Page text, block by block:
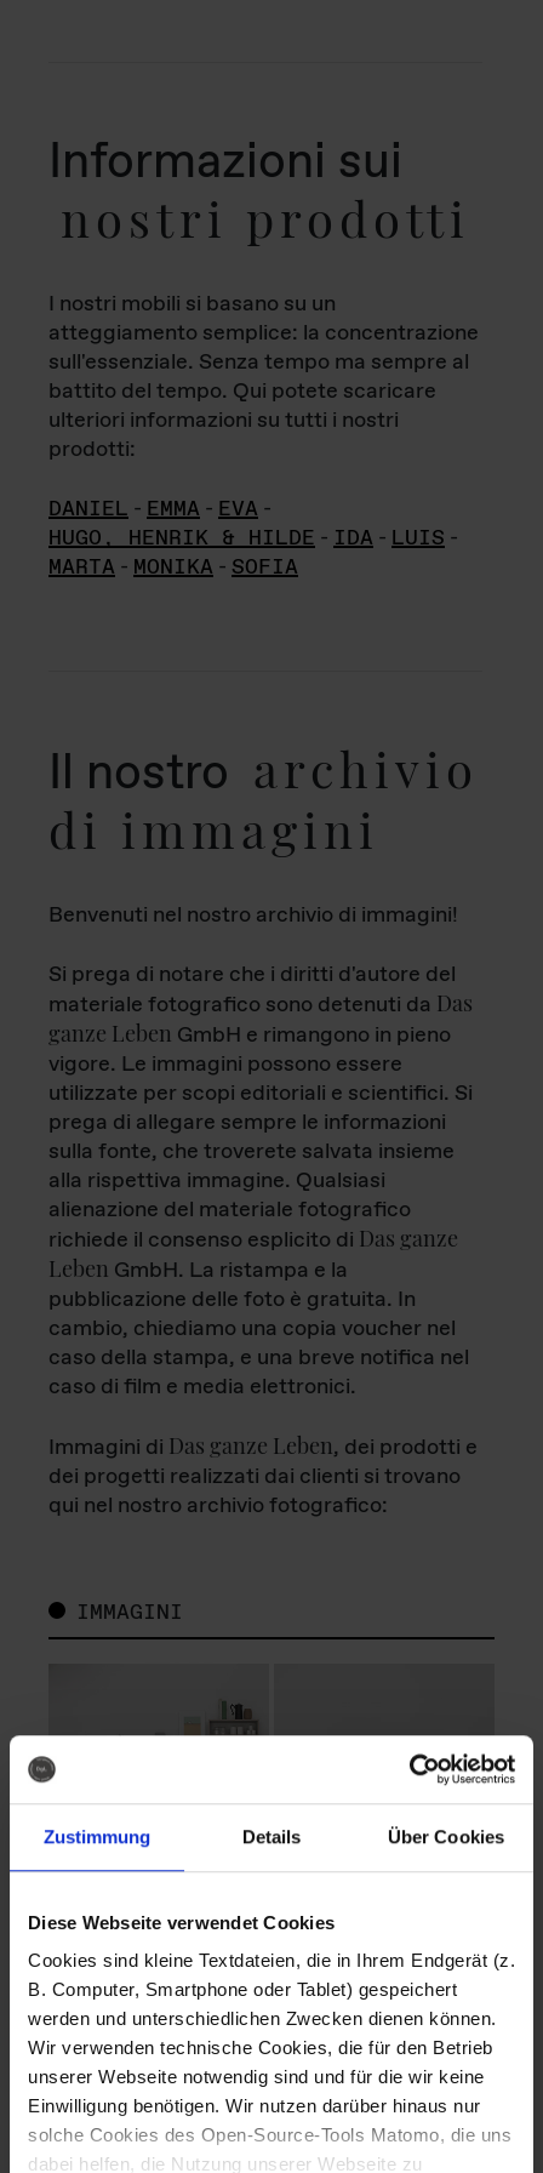
Zustimmung Details Über Cookies
Diese Webseite verwendet Cookies
Cookies sind kleine Textdateien, die in Ihrem Endgerät (z.
B. Computer, Smartphone oder Tablet) gespeichert
werden und unterschiedlichen Zwecken dienen können.
Wir verwenden technische Cookies, die für den Betrieb
unserer Webseite notwendig sind und für die wir keine
Einwilligung benötigen. Wir nutzen darüber hinaus nur
solche Cookies des Open-Source-Tools Matomo, die uns
dabei helfen, die Nutzung unserer Webseite zu
Informazioni sui
nostri prodotti
I nostri mobili si basano su un
atteggiamento semplice: la concentrazione
sull'essenziale. Senza tempo ma sempre al
battito del tempo. Qui potete scaricare
ulteriori informazioni su tutti i nostri
prodotti:
DANIEL - EMMA - EVA -
HUGO, HENRIK & HILDE - IDA - LUIS -
MARTA - MONIKA - SOFIA
Il nostro archivio
di immagini
Benvenuti nel nostro archivio di immagini!
Si prega di notare che i diritti d'autore del
materiale fotografico sono detenuti da Das
ganze Leben GmbH e rimangono in pieno
vigore. Le immagini possono essere
utilizzate per scopi editoriali e scientifici. Si
prega di allegare sempre le informazioni
sulla fonte, che troverete salvata insieme
alla rispettiva immagine. Qualsiasi
alienazione del materiale fotografico
richiede il consenso esplicito di Das ganze
Leben GmbH. La ristampa e la
pubblicazione delle foto è gratuita. In
cambio, chiediamo una copia voucher nel
caso della stampa, e una breve notifica nel
caso di film e media elettronici.
Immagini di Das ganze Leben, dei prodotti e
dei progetti realizzati dai clienti si trovano
qui nel nostro archivio fotografico:
IMMAGINI
Fotografo: Lorenz
Sternbach
Download
Fotografo: Lorenz
Sternbach
Download